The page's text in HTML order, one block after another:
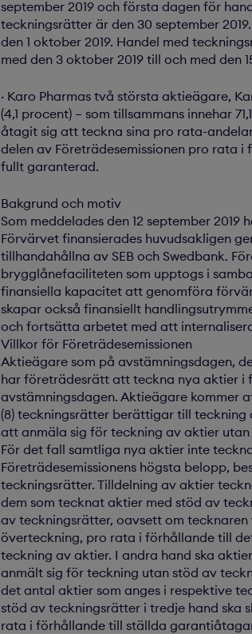
september 2019 och första dagen för
teckningsrätter är den 30 september
den 1 oktober 2019. Handel med
med den 3 oktober 2019 till och med den
· Karo Pharmas två största aktieägare,
(4,1 procent) – som tillsammans innehar
åtagit sig att teckna sina pro rata-
delen av Företrädesemissionen pro rata i
fullt garanterad.
Bakgrund och motiv
Som meddelades den 12 september
Förvärvet finansierades huvudsakligen
tillhandahållna av SEB och Swedbank.
brygglånefaciliteten som upptogs i
finansiella kapacitet att genomföra
skapar också finansiellt
och fortsätta arbetet med att
Villkor för Företrädesemissionen
Aktieägare som på avstämningsdagen,
har företrädesrätt att teckna nya aktier i
avstämningsdagen. Aktieägare kommer
(8) teckningsrätter berättigar till teckning
att anmäla sig för teckning av aktier
För det fall samtliga nya aktier inte
Företrädesemissionens högsta belopp,
teckningsrätter. Tilldelning av aktier
dem som tecknat aktier med stöd av
av teckningsrätter, oavsett om
överteckning, pro rata i förhållande till
teckning av aktier. I andra hand ska
anmält sig för teckning utan stöd av
det antal aktier som anges i respektive
stöd av teckningsrätter i tredje hand ska
rata i förhållande till ställda